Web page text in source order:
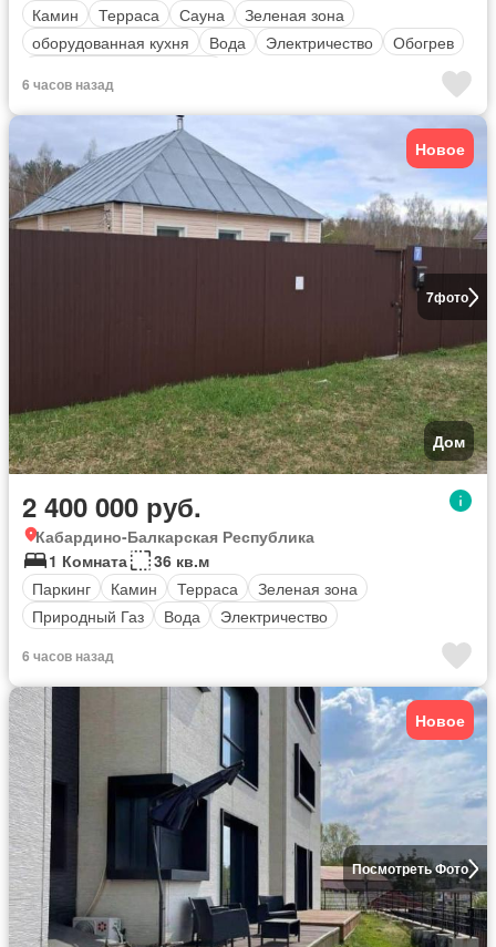
Камин
Терраса Сауна
Зеленая зона
оборудованная кухня
Вода Электричество
Обогрев
6 часов назад
7фото
Новое
Дом
2 400 000 руб.
Кабардино-Балкарская Республика
1 Комната
36 кв.м
Паркинг
Камин Терраса
Зеленая зона
Природный Газ
Вода Электричество
6 часов назад
Посмотреть Фото
Новое